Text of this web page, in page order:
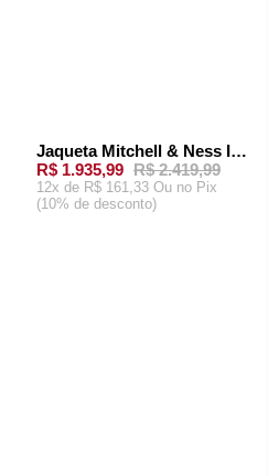
-20%Jaqueta Mitchell & Ness In The Clutch Puffer Jacket Vintage Logo Cleveland Browns Marrom
R$ 1.935,99 R$ 2.419,99
12x de R$ 161,33 Ou no Pix
(10% de desconto)